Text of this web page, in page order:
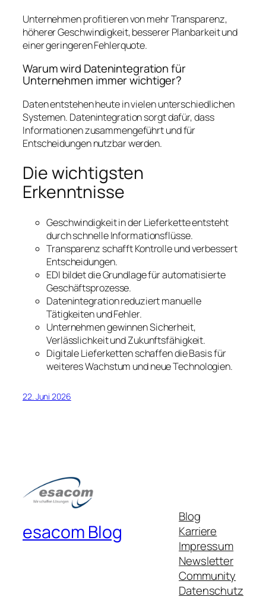
Unternehmen profitieren von mehr Transparenz,
höherer Geschwindigkeit, besserer Planbarkeit und
einer geringeren Fehlerquote.
Warum wird Datenintegration für
Unternehmen immer wichtiger?
Daten entstehen heute in vielen unterschiedlichen
Systemen. Datenintegration sorgt dafür, dass
Informationen zusammengeführt und für
Entscheidungen nutzbar werden.
Die wichtigsten
Erkenntnisse
Geschwindigkeit in der Lieferkette entsteht
durch schnelle Informationsflüsse.
Transparenz schafft Kontrolle und verbessert
Entscheidungen.
EDI bildet die Grundlage für automatisierte
Geschäftsprozesse.
Datenintegration reduziert manuelle
Tätigkeiten und Fehler.
Unternehmen gewinnen Sicherheit,
Verlässlichkeit und Zukunftsfähigkeit.
Digitale Lieferketten schaffen die Basis für
weiteres Wachstum und neue Technologien.
22. Juni 2026
esacom Blog
Blog
Karriere
Impressum
Newsletter
Community
Datenschutz